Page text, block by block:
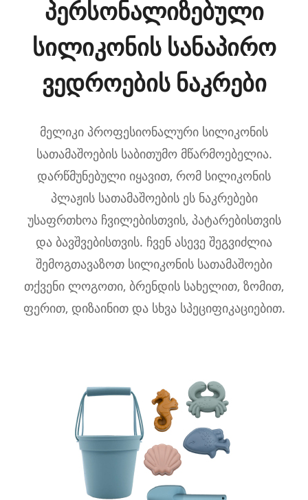
პერსონალიზებული
სილიკონის სანაპირო
ვედროების ნაკრები
მელიკი პროფესიონალური სილიკონის
სათამაშოების საბითუმო მწარმოებელია.
დარწმუნებული იყავით, რომ სილიკონის
პლაჟის სათამაშოების ეს ნაკრებები
უსაფრთხოა ჩვილებისთვის, პატარებისთვის
და ბავშვებისთვის. ჩვენ ასევე შეგვიძლია
შემოგთავაზოთ სილიკონის სათამაშოები
თქვენი ლოგოთი, ბრენდის სახელით, ზომით,
ფერით, დიზაინით და სხვა სპეციფიკაციებით.